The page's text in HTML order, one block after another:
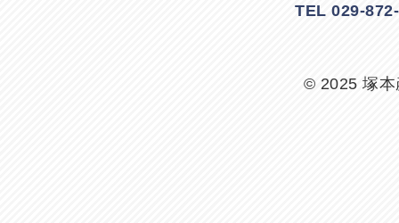
TEL 029-
© 2025 塚本